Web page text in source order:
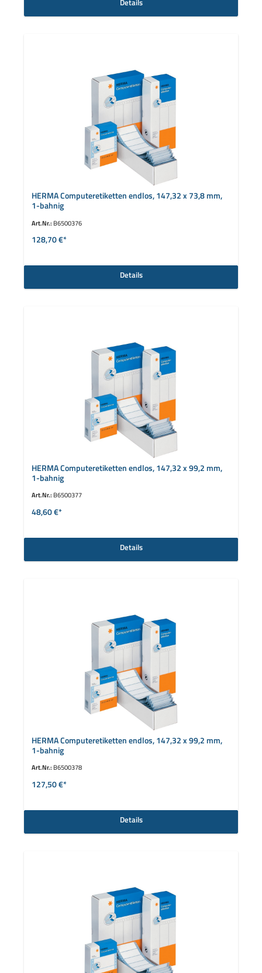
Details
HERMA Computeretiketten endlos, 147,32 x 73,8 mm,
1-bahnig
Art.Nr.: B6500376
128,70 €*
Details
HERMA Computeretiketten endlos, 147,32 x 99,2 mm,
1-bahnig
Art.Nr.: B6500377
48,60 €*
Details
HERMA Computeretiketten endlos, 147,32 x 99,2 mm,
1-bahnig
Art.Nr.: B6500378
127,50 €*
Details